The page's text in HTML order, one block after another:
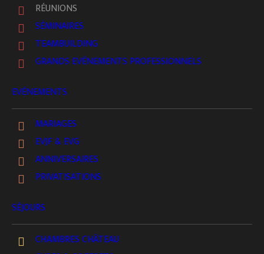
RÉUNIONS
SÉMINAIRES
TEAMBUILDING
GRANDS EVÉNEMENTS PROFESSIONNELS
EVÉNEMENTS
MARIAGES
EVJF & EVG
ANNIVERSAIRES
PRIVATISATIONS
SÉJOURS
CHAMBRES CHÂTEAU
Un cadre clair, une organisation fluide, une
toute leur ampleur.
Certaines rencontres professionnelles exigent